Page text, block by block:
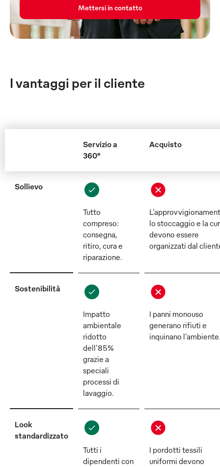
Mettersi in contatto
I vantaggi per il cliente
Servizio a
360°
Acquisto
Sollievo
Tutto
compreso:
consegna,
ritiro, cura e
riparazione.
lo stoccaggio e la
devono essere
organizzati dal
Sostenibilità
Impatto
ambientale
ridotto
dell'85%
grazie a
speciali
processi di
lavaggio.
I panni monouso
generano rifiuti e
inquinano
Look
standardizzato
Tutti i
dipendenti con
I pordotti tessili
uniformi devono